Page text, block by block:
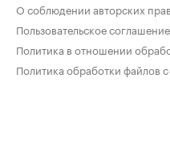
О соблюдении авторских прав
Пользовательское соглашение
Политика в отношении
Политика обработки файлов